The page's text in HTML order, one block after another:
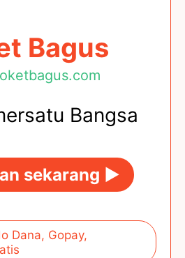
Bagus
Bangsa
sekarang ►
Dana, Gopay,